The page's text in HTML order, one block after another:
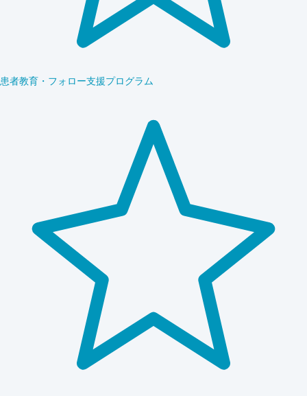
患者教育・フォロー支援プログラム